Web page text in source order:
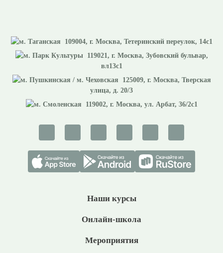
109004, г. Москва, Тетеринский переулок, 14с1
119021, г. Москва, Зубовский бульвар,
вл13с1
125009, г. Москва, Тверская
улица, д. 20/3
119002, г. Москва, ул. Арбат, 36/2с1
Наши курсы
Онлайн-школа
Мероприятия